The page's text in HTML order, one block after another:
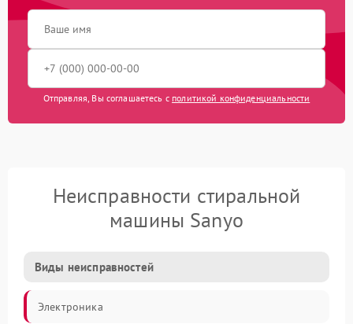
Отправляя, Вы соглашаетесь с политикой конфиденциальности
Неисправности стиральной
машины Sanyo
Виды неисправностей
Электроника